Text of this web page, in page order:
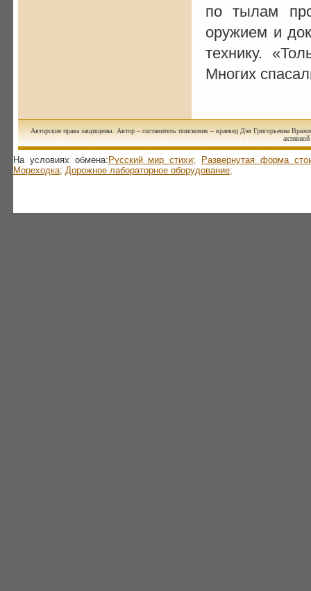
по тылам
оружием и
технику.
Многих
Авторские права защищены. Автор – составитель поисковик – краевед Дэя Григорьевна
На условиях обмена: Русский мир стихи;
Развернутая форма
Мореходка; Дорожное лабораторное оборудование;